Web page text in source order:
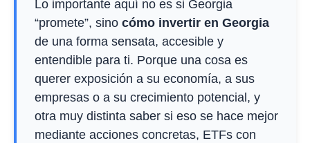
Lo importante aquí no es si Georgia
“promete”, sino cómo invertir en Georgia
de una forma sensata, accesible y
entendible para ti. Porque una cosa es
querer exposición a su economía, a sus
empresas o a su crecimiento potencial, y
otra muy distinta saber si eso se hace mejor
mediante acciones concretas, ETFs con